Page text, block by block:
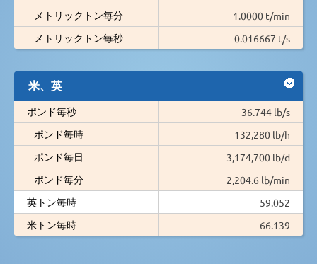
メトリックトン毎分
1.0000 t/min
メトリックトン毎秒
0.016667 t/s
米、英
ポンド毎秒
36.744 lb/s
ポンド毎時
132,280 lb/h
ポンド毎日
3,174,700 lb/d
ポンド毎分
2,204.6 lb/min
英トン毎時
59.052
米トン毎時
66.139